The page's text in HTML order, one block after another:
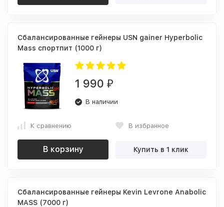
Сбалансированные гейнеры USN gainer Hyperbolic
Mass спортпит (1000 г)
1 990 ₽
В наличии
К сравнению В избранное
В корзину Купить в 1 клик
Сбалансированные гейнеры Kevin Levrone Anabolic
MASS (7000 г)